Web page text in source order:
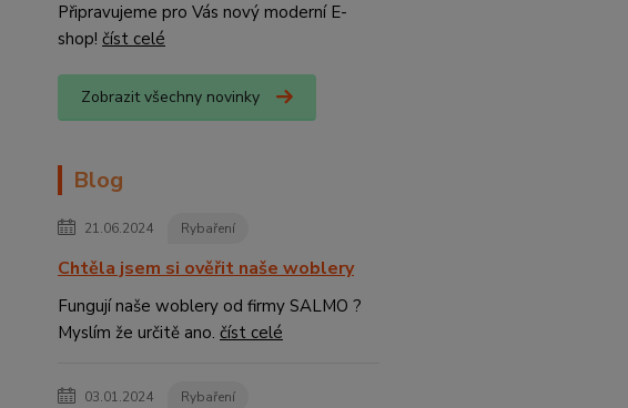
Připravujeme pro Vás nový moderní E-
shop! číst celé
Zobrazit všechny novinky
Blog
21.06.2024 Rybaření
Chtěla jsem si ověřit naše woblery
Fungují naše woblery od firmy SALMO ?
Myslím že určitě ano. číst celé
03.01.2024 Rybaření